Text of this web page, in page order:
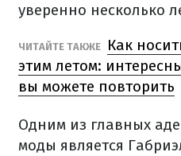
уверенно несколько
ЧИТАЙТЕ ТАКЖЕ
Как
этим летом:
вы можете повторить
Одним из главных
моды является